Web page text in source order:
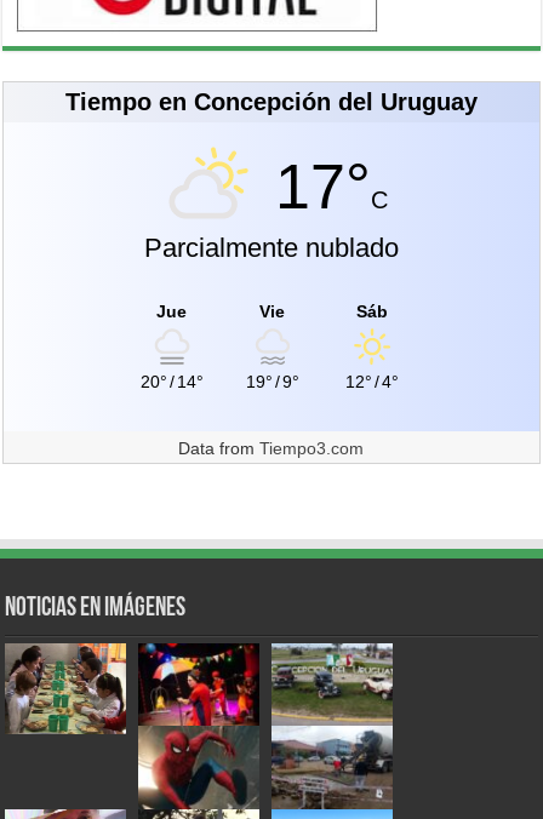
Tiempo en Concepción del Uruguay
17°C
Parcialmente nublado
Jue
20°/14°
Vie
19°/9°
Sáb
12°/4°
Data fromTiempo3.com
Noticias en Imágenes